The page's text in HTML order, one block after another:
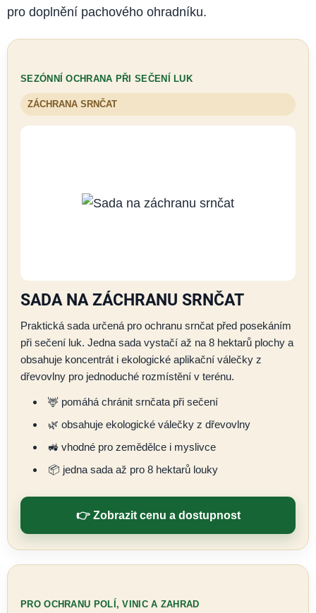
pro doplnění pachového ohradníku.
SEZÓNNÍ OCHRANA PŘI SEČENÍ LUK
ZÁCHRANA SRNČAT
SADA NA ZÁCHRANU SRNČAT
Praktická sada určená pro ochranu srnčat před posekáním
při sečení luk. Jedna sada vystačí až na 8 hektarů plochy a
obsahuje koncentrát i ekologické aplikační válečky z
dřevovlny pro jednoduché rozmístění v terénu.
🦌 pomáhá chránit srnčata při sečení
🌿 obsahuje ekologické válečky z dřevovlny
🚜 vhodné pro zemědělce i myslivce
📦 jedna sada až pro 8 hektarů louky
👉 Zobrazit cenu a dostupnost
PRO OCHRANU POLÍ, VINIC A ZAHRAD